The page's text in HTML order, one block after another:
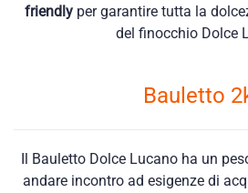
friendly per garantire tutta la
del finocchio Dolce
Bauletto
Il Bauletto Dolce Lucano ha un
andare incontro ad esigenze di